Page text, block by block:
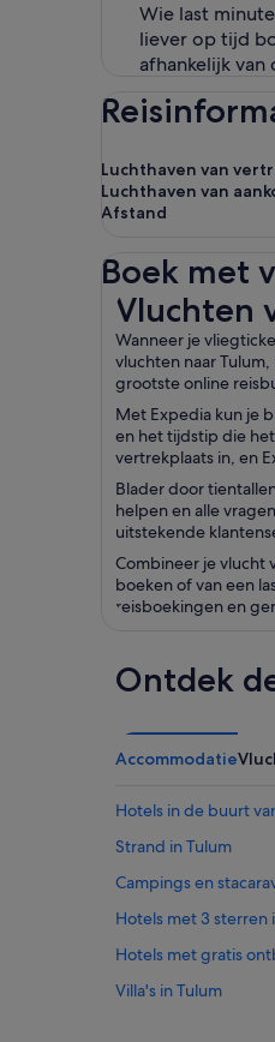
Wie last
liever op tijd
afhankelijk
Luchthaven van
Luchthaven van
Afstand
Boek met
Vluchten
Wanneer je
vluchten naar
grootste online
Met Expedia kun je
en het tijdstip die
vertrekplaats in, en
Blader door
helpen en alle
uitstekende
Combineer je vlucht
boeken of van een
reisboekingen en
Vluchten van
Ontdek
Accommodatie
Hotels in de buurt
Strand in Tulum
Campings en
Hotels met 3 sterren
Hotels met gratis
Villa's in Tulum